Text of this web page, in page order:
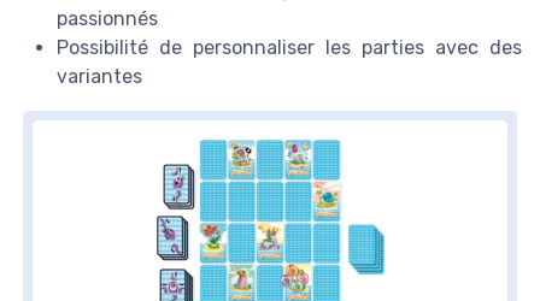
passionnés
Possibilité de personnaliser les parties avec des
variantes